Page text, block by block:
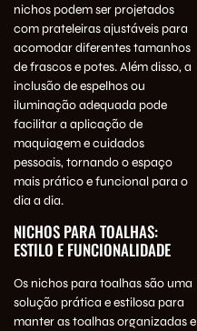
nichos podem ser projetados
com prateleiras ajustáveis para
acomodar diferentes tamanhos
de frascos e potes. Além disso, a
inclusão de espelhos ou
iluminação adequada pode
facilitar a aplicação de
maquiagem e cuidados
pessoais, tornando o espaço
mais prático e funcional para o
dia a dia.
NICHOS PARA TOALHAS:
ESTILO E FUNCIONALIDADE
Os nichos para toalhas são uma
solução prática e estilosa para
manter as toalhas organizadas e